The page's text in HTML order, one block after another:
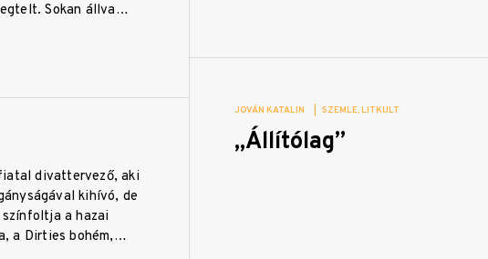
Sokan állva…
JOVÁN KATALIN SZEMLE LITKULT
„Állítólag”
divattervező, aki
kihívó, de
a hazai
a Dirties bohém,…